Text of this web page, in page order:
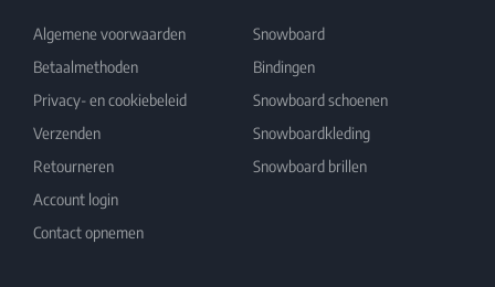
Algemene voorwaarden
Betaalmethoden
Privacy- en cookiebeleid
Verzenden
Retourneren
Account login
Contact opnemen
Snowboard
Bindingen
Snowboard schoenen
Snowboardkleding
Snowboard brillen